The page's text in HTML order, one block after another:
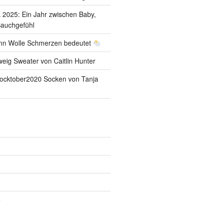
Ein Jahr zwischen Baby,
Wolle Schmerzen bedeutet
Sweater von Caitlin Hunter
Socken von Tanja